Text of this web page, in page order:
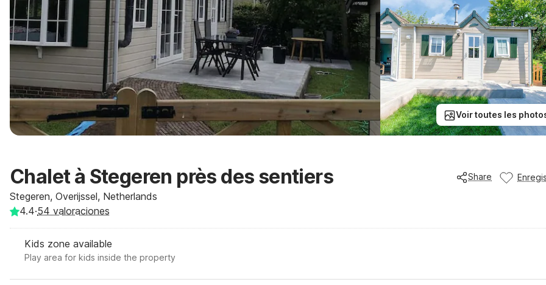
Voir toutes les
Chalet à Stegeren près des sentiers
Stegeren, Overijssel, Netherlands
Share
4.4·54 valoraciones
Kids zone available
Play area for kids inside the property